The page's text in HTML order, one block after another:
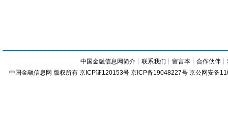
中国金融信息网简介 ┊联系我们 ┊ 留言本 ┊合作伙伴 ┊
中国金融信息网 版权所有 京ICP证120153号 京ICP备19048227号 京公网安备